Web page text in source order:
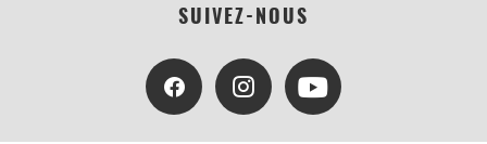
SUIVEZ-NOUS